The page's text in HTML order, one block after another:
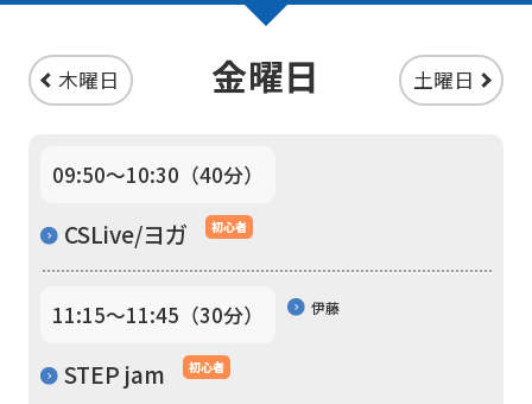
木曜日 金曜日 土曜日
09:50〜10:30（40分）
CSLive/ヨガ 初心者
11:15〜11:45（30分） 伊藤
STEP jam 初心者
Sports
translated
into